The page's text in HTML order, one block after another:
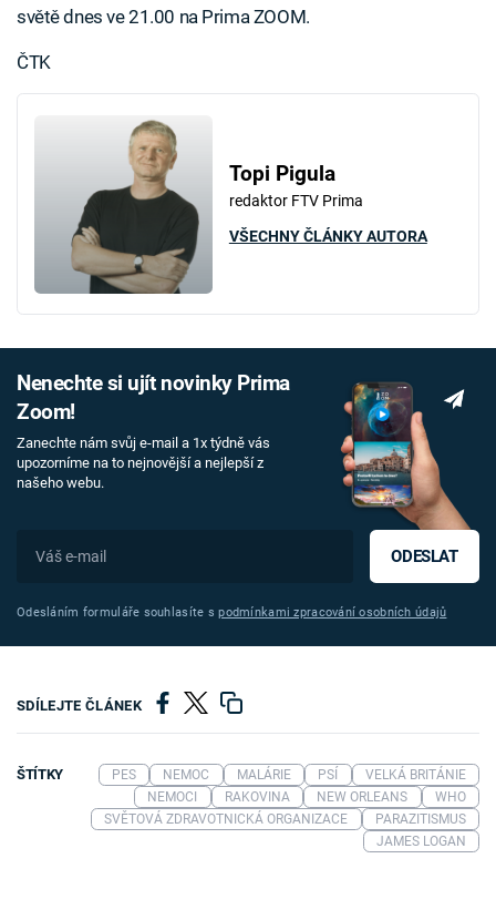
světě dnes ve 21.00 na Prima ZOOM.
ČTK
Topi Pigula
redaktor FTV Prima
VŠECHNY ČLÁNKY AUTORA
Nenechte si ujít novinky Prima
Zoom!
Zanechte nám svůj e-mail a 1x týdně vás
upozorníme na to nejnovější a nejlepší z
našeho webu.
ODESLAT
Odesláním formuláře souhlasíte spodmínkami zpracování osobních údajů
SDÍLEJTE ČLÁNEK
ŠTÍTKY PES NEMOC MALÁRIE PSÍ
VELKÁ BRITÁNIE
NEMOCI
RAKOVINA NEW ORLEANS
WHO
SVĚTOVÁ ZDRAVOTNICKÁ ORGANIZACE
PARAZITISMUS
JAMES LOGAN